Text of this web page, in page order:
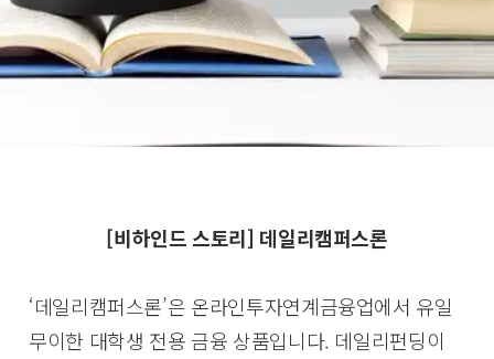
[비하인드 스토리] 데일리캠퍼스론
‘데일리캠퍼스론’은 온라인투자연계금융업에서 유일
무이한 대학생 전용 금융 상품입니다. 데일리펀딩이